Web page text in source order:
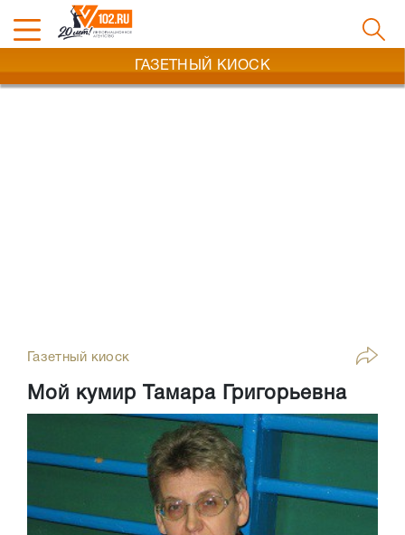
ГАЗЕТНЫЙ КИОСК
Газетный киоск
Мой кумир Тамара Григорьевна